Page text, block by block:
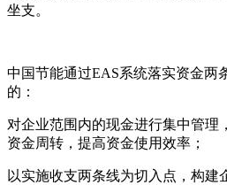
坐支。
中国节能通过EAS系统落实资金两
的：
对企业范围内的现金进行集中管理
资金周转，提高资金使用效率；
以实施收支两条线为切入点，构建